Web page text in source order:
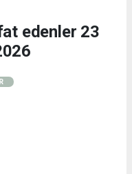
edenler 23